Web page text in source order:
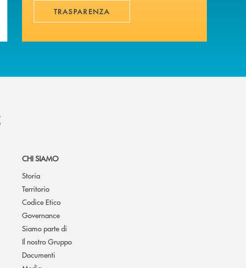
TRASPARENZA
CHI SIAMO
Storia
Territorio
Codice Etico
Governance
Siamo parte di
Il nostro Gruppo
Documenti